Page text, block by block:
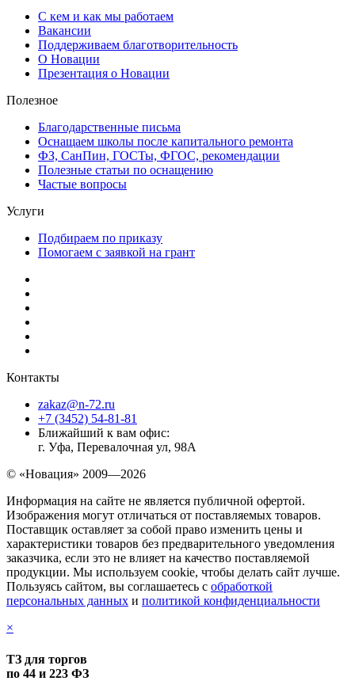
С кем и как мы работаем
Вакансии
Поддерживаем благотворительность
О Новации
Презентация о Новации
Полезное
Благодарственные письма
Оснащаем школы после капитального ремонта
ФЗ, СанПин, ГОСТы, ФГОС, рекомендации
Полезные статьи по оснащению
Частые вопросы
Услуги
Подбираем по приказу
Помогаем с заявкой на грант
Контакты
zakaz@n-72.ru
+7 (3452) 54-81-81
Ближайший к вам офис:
г. Уфа, Перевалочная ул, 98А
© «Новация» 2009—2026
Информация на сайте не является публичной офертой.
Изображения могут отличаться от поставляемых товаров.
Поставщик оставляет за собой право изменить цены и
характеристики товаров без предварительного уведомления
заказчика, если это не влияет на качество поставляемой
продукции. Мы используем cookie, чтобы делать сайт лучше.
Пользуясь сайтом, вы соглашаетесь с обработкой
персональных данных и политикой конфиденциальности
×
ТЗ для торгов
по 44 и 223 ФЗ